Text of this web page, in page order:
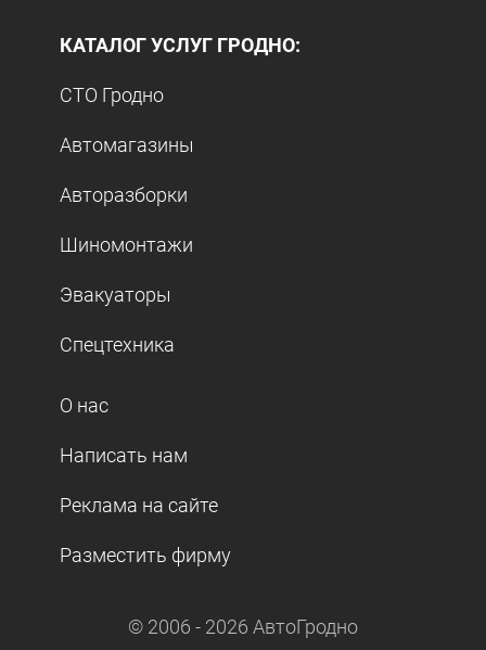
КАТАЛОГ УСЛУГ ГРОДНО:
СТО Гродно
Автомагазины
Авторазборки
Шиномонтажи
Эвакуаторы
Спецтехника
О нас
Написать нам
Реклама на сайте
Разместить фирму
© 2006 - 2026 АвтоГродно